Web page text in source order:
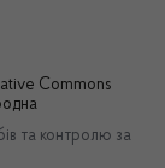
Commons
та контролю за